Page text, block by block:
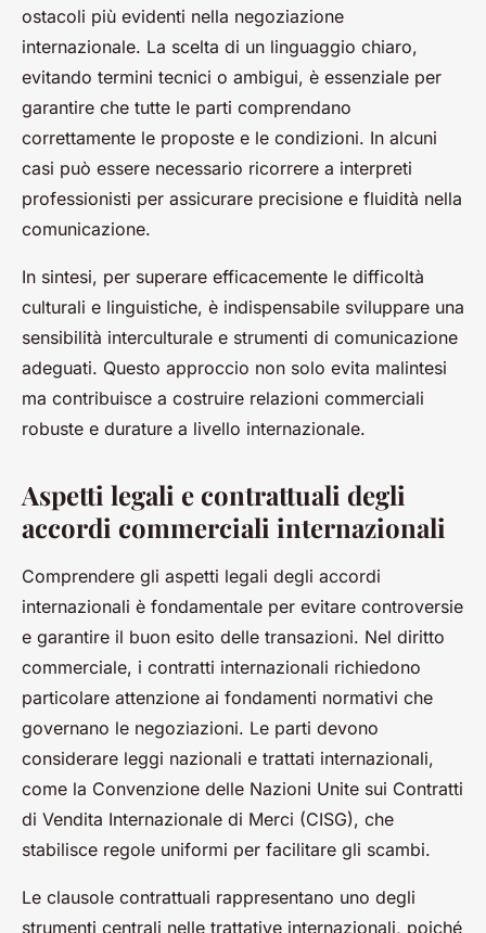
ostacoli più evidenti nella negoziazione
internazionale. La scelta di un linguaggio chiaro,
evitando termini tecnici o ambigui, è essenziale per
garantire che tutte le parti comprendano
correttamente le proposte e le condizioni. In alcuni
casi può essere necessario ricorrere a interpreti
professionisti per assicurare precisione e fluidità nella
comunicazione.
In sintesi, per superare efficacemente le difficoltà
culturali e linguistiche, è indispensabile sviluppare una
sensibilità interculturale e strumenti di comunicazione
adeguati. Questo approccio non solo evita malintesi
ma contribuisce a costruire relazioni commerciali
robuste e durature a livello internazionale.
Aspetti legali e contrattuali degli
accordi commerciali internazionali
Comprendere gli aspetti legali degli accordi
internazionali è fondamentale per evitare controversie
e garantire il buon esito delle transazioni. Nel diritto
commerciale, i contratti internazionali richiedono
particolare attenzione ai fondamenti normativi che
governano le negoziazioni. Le parti devono
considerare leggi nazionali e trattati internazionali,
come la Convenzione delle Nazioni Unite sui Contratti
di Vendita Internazionale di Merci (CISG), che
stabilisce regole uniformi per facilitare gli scambi.
Le clausole contrattuali rappresentano uno degli
strumenti centrali nelle trattative internazionali, poiché